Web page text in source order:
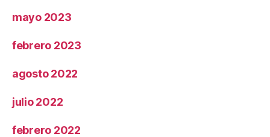
mayo 2023
febrero 2023
agosto 2022
julio 2022
febrero 2022